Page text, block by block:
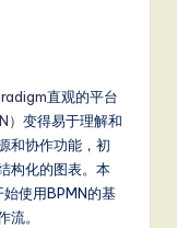
直观的平台
变得易于理解和
和协作功能，初
构化的图表。本
使用BPMN的基
。